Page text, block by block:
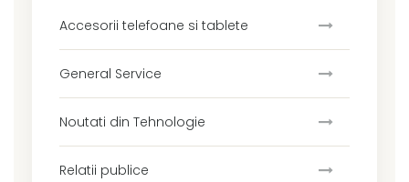
Accesorii telefoane si tablete
General Service
Noutati din Tehnologie
Relatii publice